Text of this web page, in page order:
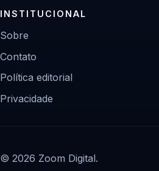
INSTITUCIONAL
Sobre
Contato
Política editorial
Privacidade
© 2026 Zoom Digital.